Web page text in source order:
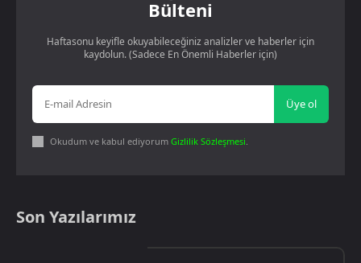
Bülteni
Haftasonu keyifle okuyabileceğiniz analizler ve haberler için
kaydolun. (Sadece En Önemli Haberler için)
Üye ol
Okudum ve kabul ediyorum Gizlilik Sözleşmesi
Son Yazılarımız